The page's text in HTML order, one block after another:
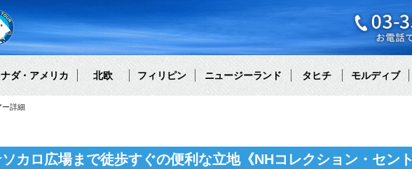
ダ・アメリカ 北欧 フィリピン ニュージーランド タヒチ モルディブ
ー詳細
カロ広場まで徒歩すぐの便利な立地《NHコレクション・セント